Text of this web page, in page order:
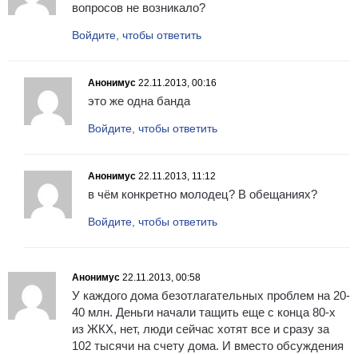
вопросов не возникало?
Войдите, чтобы ответить
Анонимус 22.11.2013, 00:16
это же одна банда
Войдите, чтобы ответить
Анонимус 22.11.2013, 11:12
в чём конкретно молодец? В обещаниях?
Войдите, чтобы ответить
Анонимус 22.11.2013, 00:58
У каждого дома безотлагательных проблем на 20-
40 млн. Деньги начали тащить еще с конца 80-х
из ЖКХ, нет, люди сейчас хотят все и сразу за
102 тысячи на счету дома. И вместо обсуждения